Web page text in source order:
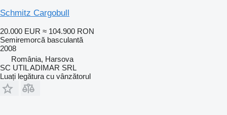
Schmitz Cargobull
20.000 EUR ≈ 104.900 RON
Semiremorcă basculantă
2008
România, Harsova
SC UTIL ADIMAR SRL
Luați legătura cu vânzătorul